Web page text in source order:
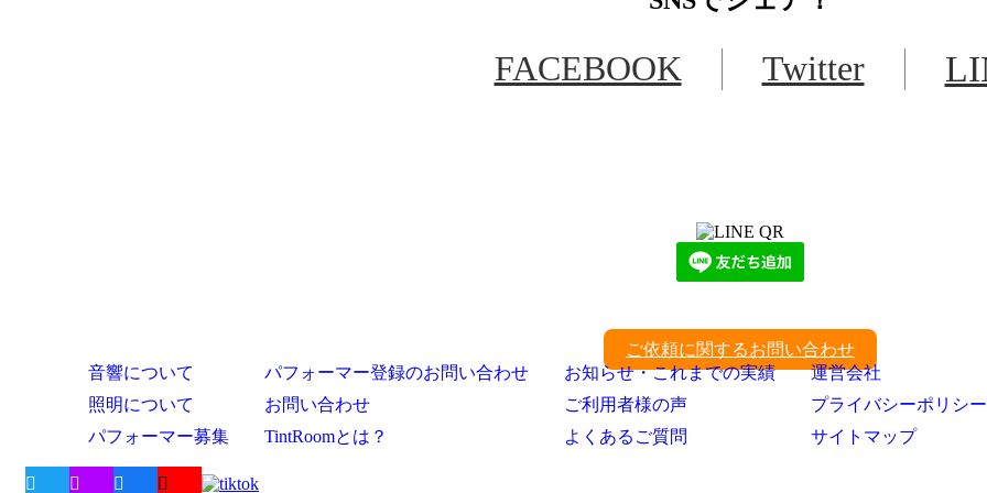
FACEBOOK Twitter
ご依頼に関するお問い合わせ
音響について
照明について
パフォーマー募集
パフォーマー登録のお問い合わせ
お問い合わせ
TintRoomとは？
お知らせ・これまでの実績
ご利用者様の声
よくあるご質問
運営会社
プライバシーポリシー
サイトマップ